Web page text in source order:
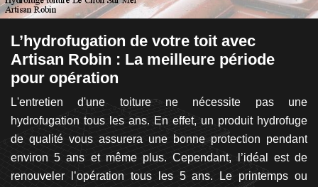
L’hydrofugation de votre toit avec
Artisan Robin : La meilleure période
pour opération
L'entretien d'une toiture ne nécessite pas une
hydrofugation tous les ans. En effet, un produit hydrofuge
de qualité vous assurera une bonne protection pendant
environ 5 ans et même plus. Cependant, l’idéal est de
renouveler l’opération tous les 5 ans. Le printemps ou